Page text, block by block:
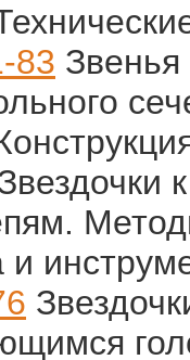
83